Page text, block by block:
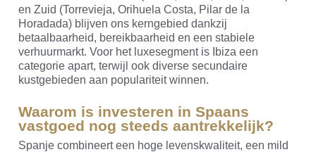
en Zuid (Torrevieja, Orihuela Costa, Pilar de la
Horadada) blijven ons kerngebied dankzij
betaalbaarheid, bereikbaarheid en een stabiele
verhuurmarkt. Voor het luxesegment is Ibiza een
categorie apart, terwijl ook diverse secundaire
kustgebieden aan populariteit winnen.
Waarom is investeren in Spaans
vastgoed nog steeds aantrekkelijk?
Spanje combineert een hoge levenskwaliteit, een mild